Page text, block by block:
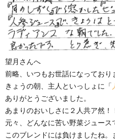
望月さんへ
前略、いつもお世話になっており
きょうの朝、主人といっしょに「
ありがとうございました。
あまりのおいしさに２人共ア然
元々、どんなに苦い野菜ジュース
このブレンドには負けましたね